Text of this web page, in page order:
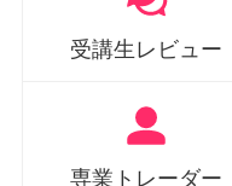
受講生レビュー
専業トレーダー